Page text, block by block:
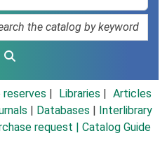
reserves Libraries
Articles
Databases
Interlibrary
request | Catalog Guide